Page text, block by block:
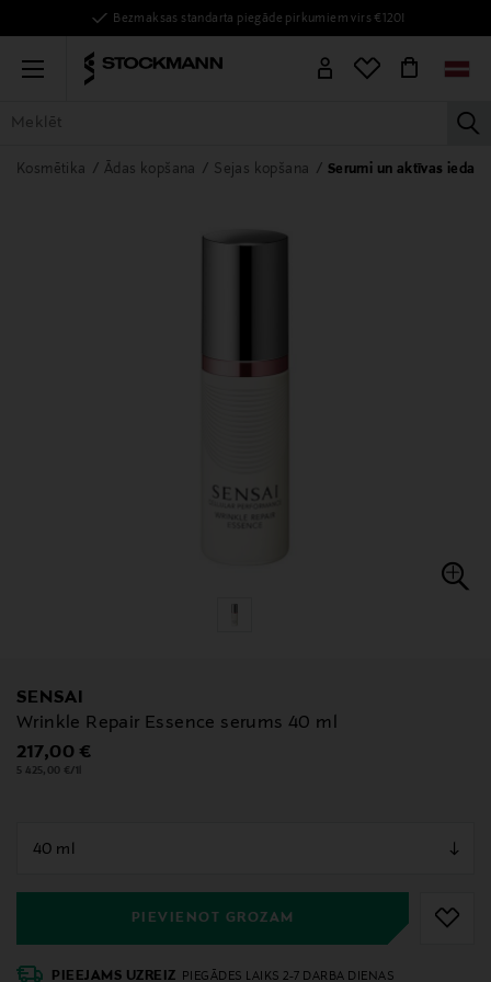
Bezmaksas standarta piegāde pirkumiem virs €120!
Menu
VISAS PRECES SIEVIETĒM VĪRIEŠIEM BĒRNIEM MĀJAI
Kosmētika Ādas kopšana Sejas kopšana Serumi un aktīvas
SENSAI
Wrinkle Repair Essence serums 40 ml
Original Price
217,00 €
5 425,00 €/1l
PIEVIENOT GROZAM
PIEEJAMS UZREIZ
PIEGĀDES LAIKS 2-7 DARBA DIENAS